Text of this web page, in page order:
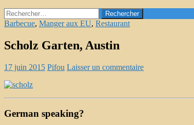
Rechercher :
Barbecue, Manger aux EU, Restaurant
Scholz Garten, Austin
17 juin 2015 Pifou Laisser un commentaire
German speaking?